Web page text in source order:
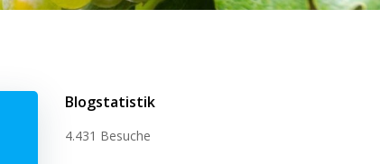
Blogstatistik
4.431 Besuche